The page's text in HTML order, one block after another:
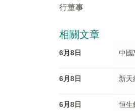
行董事
相關文章
6月8日 中國
6月8日 新天
6月8日 恒生